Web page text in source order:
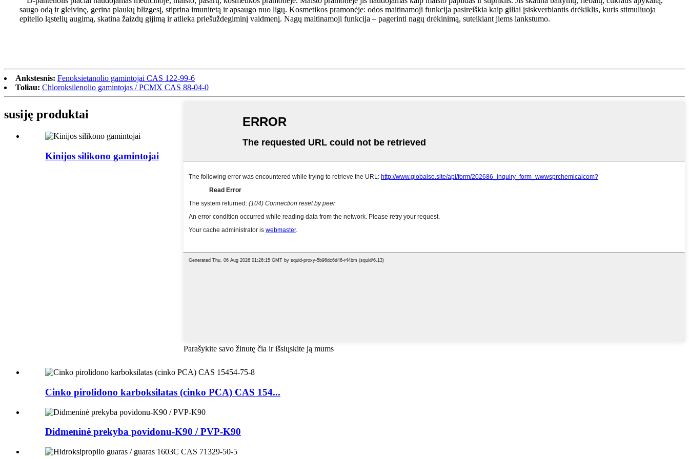
saugo odą ir gleivinę, gerina plaukų blizgesį, stiprina imunitetą ir apsaugo nuo ligų. Kosmetikos pramonėje: odos maitinamoji funkcija pasireiškia kaip giliai įsiskverbiantis drėkiklis, kuris stimuliuoja
epitelio ląstelių augimą, skatina žaizdų gijimą ir atlieka priešuždegiminį vaidmenį. Nagų maitinamoji funkcija – pagerinti nagų drėkinimą, suteikiant jiems lankstumo.
Ankstesnis: Fenoksietanolio gamintojai CAS 122-99-6
Toliau: Chloroksilenolio gamintojas / PCMX CAS 88-04-0
Parašykite savo žinutę čia ir išsiųskite ją mums
susiję produktai
Kinijos silikono gamintojai
Cinko pirolidono karboksilatas (cinko PCA) CAS 154...
Didmeninė prekyba povidonu-K90 / PVP-K90